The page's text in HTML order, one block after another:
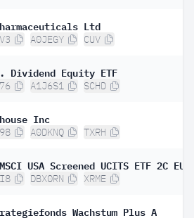
Ltd
A0JEGY CUV
Dividend Equity ETF
A1J6S1 SCHD
Inc
A0DKNQ TXRH
DBX0RN XRME
Wachstum Plus A